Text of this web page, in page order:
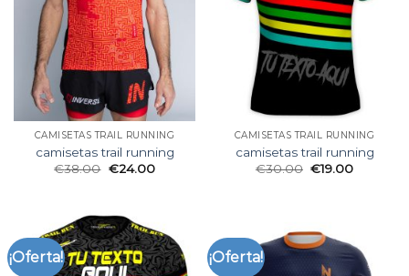
CAMISETAS TRAIL RUNNING
camisetas trail running
€38.00 €24.00
CAMISETAS TRAIL RUNNING
camisetas trail running
€30.00 €19.00
¡Oferta! ¡Oferta!